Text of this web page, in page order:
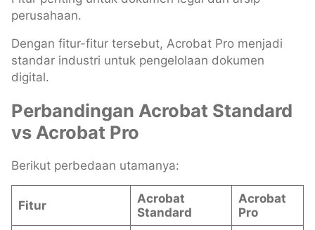
perusahaan.
Dengan fitur-fitur tersebut, Acrobat Pro menjadi
standar industri untuk pengelolaan dokumen
digital.
Perbandingan Acrobat Standard
vs Acrobat Pro
Berikut perbedaan utamanya:
Fitur
Acrobat
Standard
Acrobat
Pro